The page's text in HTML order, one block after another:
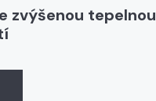
zvýšenou tepelnou